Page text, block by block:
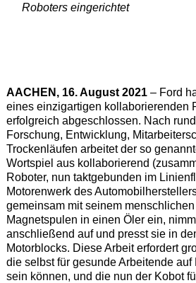
Roboters eingerichtet
AACHEN, 16. August 2021– Ford
eines einzigartigen kollaborierenden
erfolgreich abgeschlossen. Nach
Forschung, Entwicklung,
Trockenläufen arbeitet der so
Wortspiel aus kollaborierend
Roboter, nun taktgebunden im
Motorenwerk des
gemeinsam mit seinem
Magnetspulen in einen Öler ein,
anschließend auf und presst sie in
Motorblocks. Diese Arbeit erfordert
die selbst für gesunde Arbeitende auf
sein können, und die nun der Kobot